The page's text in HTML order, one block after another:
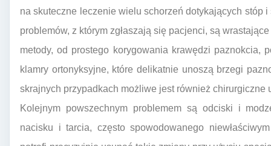
na skuteczne leczenie wielu schorzeń dotykających stóp
problemów, z którym zgłaszają się pacjenci, są
metody, od prostego korygowania krawędzi paznokcia,
klamry ortonyksyjne, które delikatnie unoszą brzegi
skrajnych przypadkach możliwe jest również chirurgiczne
Kolejnym powszechnym problemem są odciski i
nacisku i tarcia, często spowodowanego